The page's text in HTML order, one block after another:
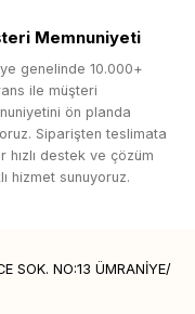
Memnuniyeti
genelinde 10.000+
ile müşteri
ön planda
Siparişten teslimata
hızlı destek ve çözüm
hizmet sunuyoruz.
SOK. NO:13 ÜMRANİYE/